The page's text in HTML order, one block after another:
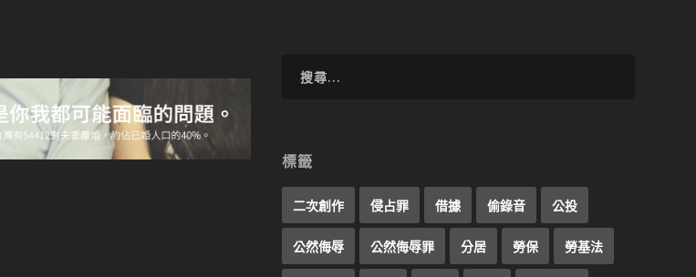
標籤
二次創作 侵占罪 借據 偷錄音 公投
公然侮辱 公然侮辱罪 分居 勞保 勞基法